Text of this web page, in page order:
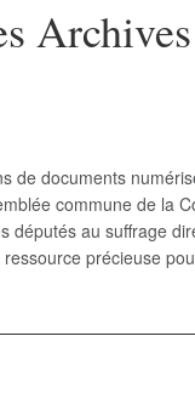
Archives
de documents
commune de la
députés au suffrage
précieuse